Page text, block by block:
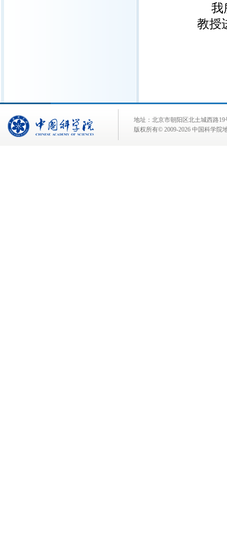
我
教授
地址：北京市朝阳区北土城西路
版权所有© 2009-2026 中国科学院